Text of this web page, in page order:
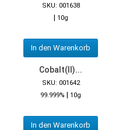
SKU: 001638
| 10g
In den Warenkorb
Cobalt(II)...
SKU: 001642
99.999% | 10g
In den Warenkorb